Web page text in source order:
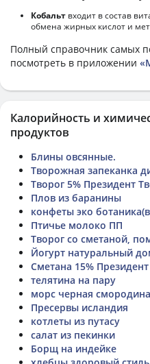
Кобальт входит в состав
обмена жирных кислот и
Полный справочник самых
посмотреть в приложении
Калорийность и
продуктов
Блины овсянные.
Творожная запеканка
Творог 5% Президент
Плов из баранины
конфеты эко
Птичье молоко ПП
Творог со сметаной,
Йогурт натуральный
Сметана 15% Президент
телятина на пару
морс черная смородина
Пресервы исландия
котлеты из путасу
салат из пекинки
Борщ на индейке